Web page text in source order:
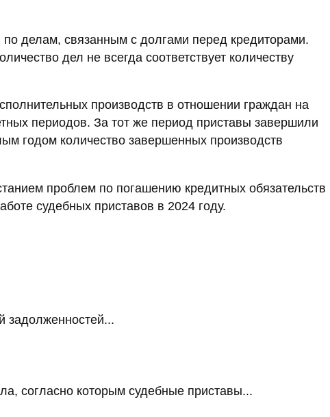
делам, связанным с долгами перед кредиторами.
дел не всегда соответствует количеству
производств в отношении граждан на
периодов. За тот же период приставы завершили
годом количество завершенных производств
проблем по погашению кредитных обязательств
судебных приставов в 2024 году.
задолженностей...
согласно которым судебные приставы...